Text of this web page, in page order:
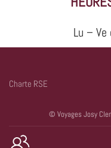
Lu –
Charte RSE
© Voyages Josy